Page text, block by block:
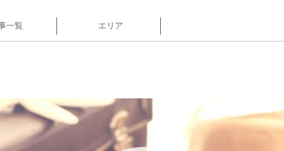
一覧 エリア